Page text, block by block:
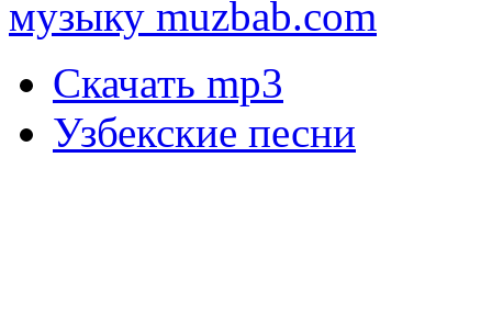
музыку muzbab.com
Скачать mp3
Узбекские песни